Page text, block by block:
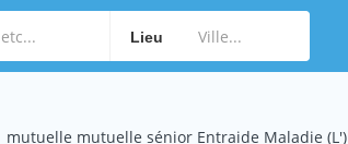
Lieu
mutuelle mutuelle sénior Entraide Maladie (L')